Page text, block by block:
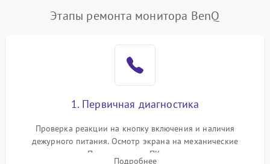
Повреждение кабеля
Подробнее →
1000 ₽
Поломка системы
автоматического
1000 ₽ Подробнее →
Неисправность системы
1000 ₽
Этапы ремонта монитора BenQ
1. Первичная диагностика
Проверка реакции на кнопку включения и наличия
дежурного питания. Осмотр экрана на механические
повреждения. Подключение к ПК для оценки вывода
Подробнее